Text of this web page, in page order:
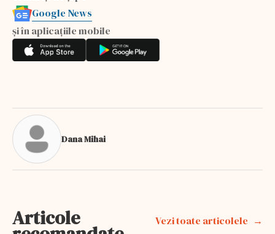
Google News
și în aplicațiile mobile
Dana Mihai
Articole Vezi toate articolele